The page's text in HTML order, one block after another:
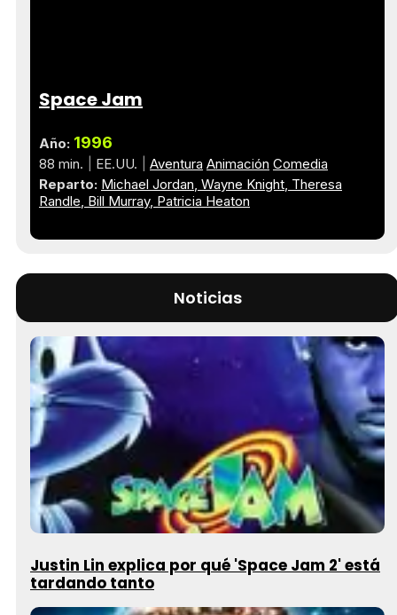
Space Jam
Año: 1996
88 min. EE.UU. Aventura Animación Comedia
Reparto: Michael Jordan Wayne Knight Theresa
Randle Bill Murray Patricia Heaton
Noticias
Justin Lin explica por qué 'Space Jam 2' está
tardando tanto